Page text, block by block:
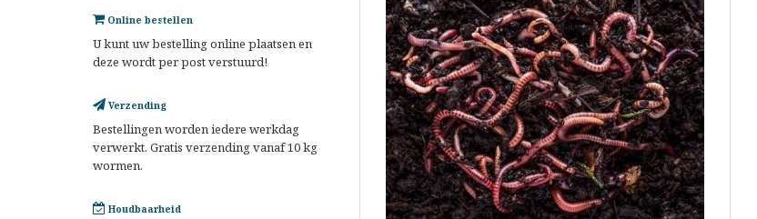
Online bestellen
U kunt uw bestelling online plaatsen en
deze wordt per post verstuurd!
Verzending
Bestellingen worden iedere werkdag
verwerkt. Gratis verzending vanaf 10 kg
wormen.
Houdbaarheid